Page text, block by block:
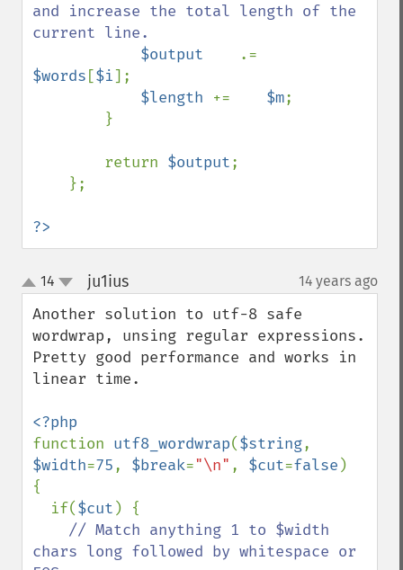
and increase the total length of the
current line.
$output
$words [$i];
$length += $m;
        return
$output;
?>
up
down
14 ju1ius¶ 14 years ago
Another solution to utf-8 safe
wordwrap, unsing regular expressions.
Pretty good performance and works in
linear time.
function utf8_wordwrap($string
$width=75, $break="\n" , $cut=false )
{
  if(
$cut ) {
// Match anything 1 to $width
chars long followed by whitespace or